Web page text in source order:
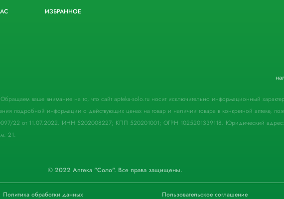
ИЗБРАННОЕ
Обращаем ваше внимание на то, что сайт apteka-solo.ru носит исключительно информационный
подробной информации о действующих ценах на товар и наличии товара в конкретной аптеке,
22 от 11.07.2022. ИНН 5202008227; КПП 520201001; ОГРН 1025201339118. Юридический адрес:
21.
© 2022 Аптека "Соло". Все права защищены.
Политика обработки данных Пользовательское соглашение